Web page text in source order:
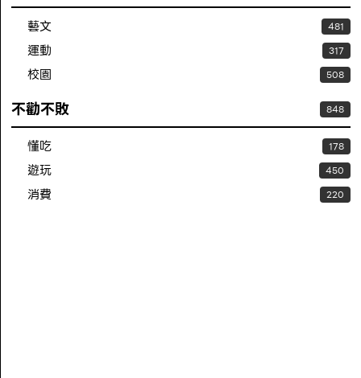
藝文 481
運動 317
校園 508
不勸不敗 848
懂吃 178
遊玩 450
消費 220